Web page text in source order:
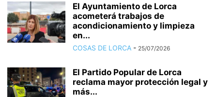
El Ayuntamiento de Lorca
acometerá trabajos de
acondicionamiento y limpieza
en...
COSAS DE LORCA - 25/07/2026
El Partido Popular de Lorca
reclama mayor protección legal y
más...